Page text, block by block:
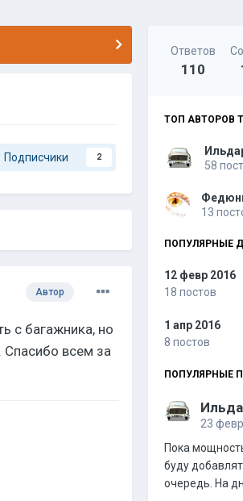
Подписчики 2
Автор
с багажника, но
всем за
Ответов
110
ТОП АВТОРОВ
58
13
ПОПУЛЯРНЫЕ
12 февр 2016
18 постов
1 апр 2016
8 постов
ПОПУЛЯРНЫЕ
23
Пока
буду
очередь. На